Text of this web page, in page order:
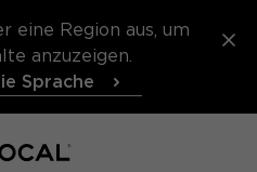
eine Region aus, um
anzuzeigen.
Sprache